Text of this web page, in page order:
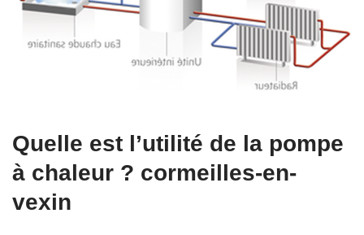
Quelle est l’utilité de la pompe
à chaleur ? cormeilles-en-
vexin